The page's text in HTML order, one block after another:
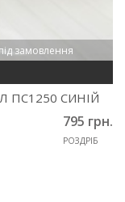
під замовлення
ПС1250 СИНІЙ
795 грн.
РОЗДРІБ